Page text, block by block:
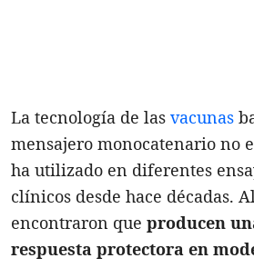
La tecnología de las vacunas
mensajero monocatenario no
ha utilizado en diferentes
clínicos desde hace décadas.
encontraron que producen
respuesta protectora en